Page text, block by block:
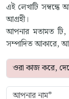
এই লেখাটি
আগ্রহী।
আপনার মতামত টি,
সম্পাদিত আকারে,